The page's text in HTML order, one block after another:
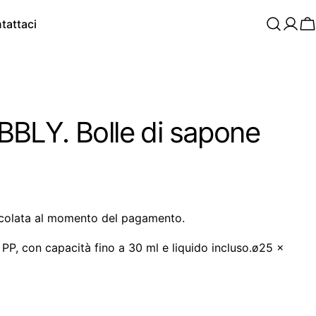
Bolle di sapone
al momento del pagamento.
con capacità fino a 30 ml e liquido incluso.ø25 x